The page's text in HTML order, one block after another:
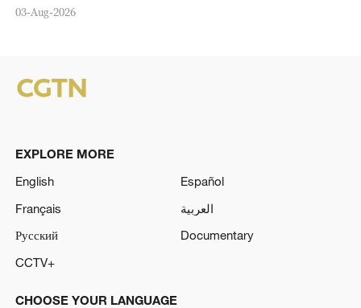
03-Aug-2026
EXPLORE MORE
English
Español
Français
العربية
Русский
Documentary
CCTV+
CHOOSE YOUR LANGUAGE